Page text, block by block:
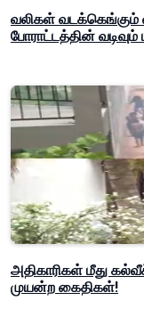
வலிகள் வடக்கெங்கும்
போராட்டத்தின்
அதிகாரிகள் மீது
முயன்ற கைதிகள்!